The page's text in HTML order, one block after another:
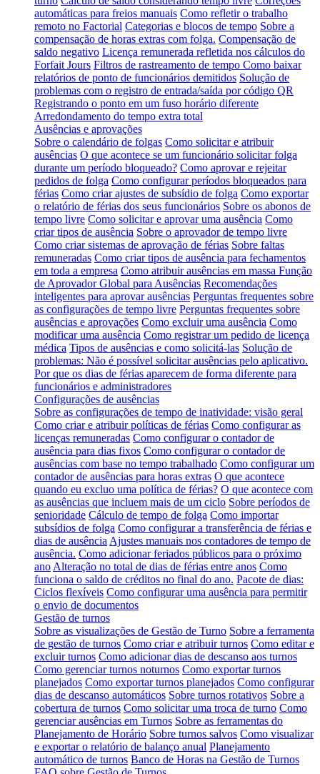
automáticas para freios manuais Como refletir o trabalho
remoto no Factorial Categorias e blocos de tempo Sobre a
compensação de horas extras com folga. Compensação de
saldo negativo Licença remunerada refletida nos cálculos do
Forfait Jours Filtros de rastreamento de tempo Como baixar
relatórios de ponto de funcionários demitidos Solução de
problemas com o registro de entrada/saída por código QR
Registrando o ponto em um fuso horário diferente
Arredondamento do tempo extra total
Ausências e aprovações
Sobre o calendário de folgas Como solicitar e atribuir
ausências O que acontece se um funcionário solicitar folga
durante um período bloqueado? Como aprovar e rejeitar
pedidos de folga Como configurar períodos bloqueados para
férias Como criar ajustes de subsídio de folga Como exportar
o relatório de férias dos seus funcionários Sobre os abonos de
tempo livre Como solicitar e aprovar uma ausência Como
criar tipos de ausência Sobre o aprovador de tempo livre
Como criar sistemas de aprovação de férias Sobre faltas
remuneradas Como criar tipos de ausência para fechamentos
em toda a empresa Como atribuir ausências em massa Função
de Aprovador Global para Ausências Recomendações
inteligentes para aprovar ausências Perguntas frequentes sobre
as configurações de tempo livre Perguntas frequentes sobre
ausências e aprovações Como excluir uma ausência Como
modificar uma ausência Como registrar um pedido de licença
médica Tipos de ausências e como solicitá-las Solução de
problemas: Não é possível solicitar ausências pelo aplicativo.
Por que os dias de férias aparecem de forma diferente para
funcionários e administradores
Configurações de ausências
Sobre as configurações de tempo de inatividade: visão geral
Como criar e atribuir políticas de férias Como configurar as
licenças remuneradas Como configurar o contador de
ausência para dias fixos Como configurar o contador de
ausências com base no tempo trabalhado Como configurar um
contador de ausências para horas extras O que acontece
quando eu excluo uma política de férias? O que acontece com
as ausências que incluem mais de um ciclo Sobre períodos de
senioridade Cálculo de tempo de folga Como importar
subsídios de folga Como configurar a transferência de férias e
dias de ausência Ajustes manuais nos contadores de tempo de
ausência. Como adicionar feriados públicos para o próximo
ano Alteração no total de dias de férias entre anos Como
funciona o saldo de créditos no final do ano. Pacote de dias:
Ciclos flexíveis Como configurar uma ausência para permitir
o envio de documentos
Gestão de turnos
Sobre as visualizações de Gestão de Turno Sobre a ferramenta
de gestão de turnos Como criar e atribuir turnos Como editar e
excluir turnos Como adicionar dias de descanso aos turnos
Como gerenciar turnos noturnos Como exportar turnos
planejados Como exportar turnos planejados Como configurar
dias de descanso automáticos Sobre turnos rotativos Sobre a
cobertura de turnos Como solicitar uma troca de turno Como
gerenciar ausências em Turnos Sobre as ferramentas do
Planejamento de Horário Sobre turnos salvos Como visualizar
e exportar o relatório de balanço anual Planejamento
automático de turnos Banco de Horas na Gestão de Turnos